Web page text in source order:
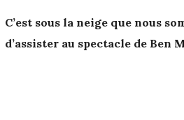
C’est sous la neige que nous
d’assister au spectacle de